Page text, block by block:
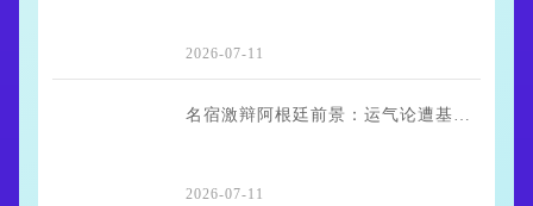
2026-07-11
名宿激辩阿根廷前景：运气论遭基恩反驳 梅西成最大变数
2026-07-11